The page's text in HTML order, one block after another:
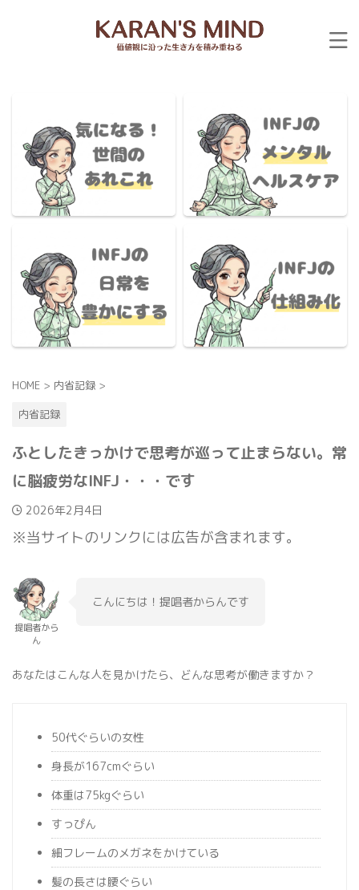
HOME > 内省記録 >
内省記録
ふとしたきっかけで思考が巡って止まらない。常
に脳疲労なINFJ・・・です
2026年2月4日
※当サイトのリンクには広告が含まれます。
提唱者から
ん
こんにちは！提唱者からんです
あなたはこんな人を見かけたら、どんな思考が働きますか？
50代ぐらいの女性
身長が167cmぐらい
体重は75kgぐらい
すっぴん
細フレームのメガネをかけている
髪の長さは腰ぐらい